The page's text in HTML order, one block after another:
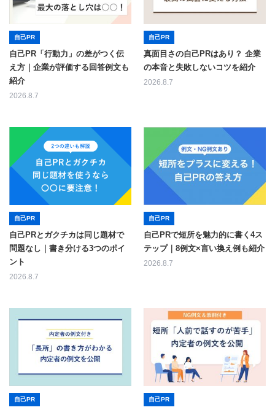
自己PR
自己PR「行動力」の差がつく伝
え方｜企業が評価する回答例文も
紹介
2026.8.7
自己PR
真面目さの自己PRはあり？ 企業
の本音と失敗しないコツを紹介
2026.8.7
自己PR
自己PRとガクチカは同じ題材で
問題なし｜書き分ける3つのポイ
ント
2026.8.7
自己PR
自己PRで短所を魅力的に書く4ス
テップ｜8例文×言い換え例も紹介
2026.8.7
自己PR 自己PR